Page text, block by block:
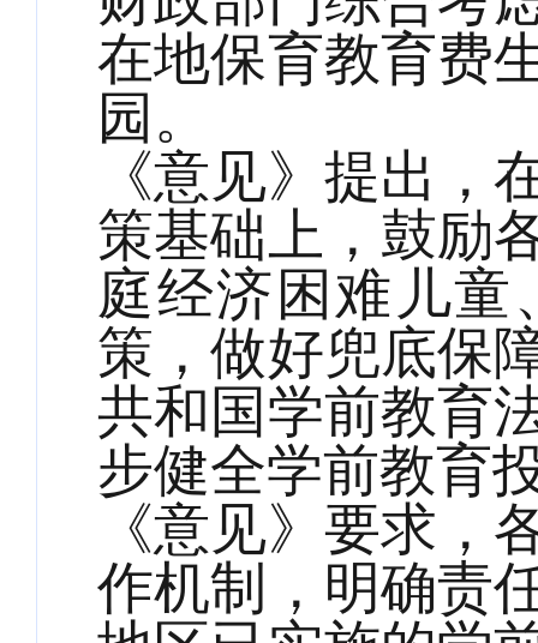
在地保育教育费
园。
《意见》提出，
策基础上，鼓励
庭经济困难儿
策，做好兜底保
共和国学前教育
步健全学前教育
《意见》要求，
作机制，明确责